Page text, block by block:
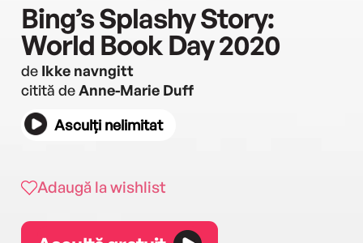
Bing’s Splashy Story:
World Book Day 2020
de Ikke navngitt
citită deAnne-Marie Duff
Asculți nelimitat
Adaugă la wishlist